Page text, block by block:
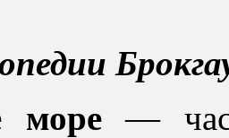
море—